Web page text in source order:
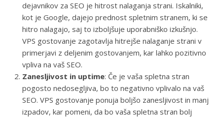
dejavnikov za SEO je hitrost nalaganja strani. Iskalniki,
kot je Google, dajejo prednost spletnim stranem, ki se
hitro nalagajo, saj to izboljšuje uporabniško izkušnjo.
VPS gostovanje zagotavlja hitrejše nalaganje strani v
primerjavi z deljenim gostovanjem, kar lahko pozitivno
vpliva na vaš SEO.
Zanesljivost in uptime: Če je vaša spletna stran
pogosto nedosegljiva, bo to negativno vplivalo na vaš
SEO. VPS gostovanje ponuja boljšo zanesljivost in manj
izpadov, kar pomeni, da bo vaša spletna stran bolj